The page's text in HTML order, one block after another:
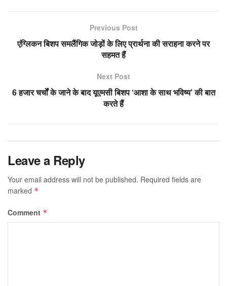
Previous Post
एंग्लिकन बिशप समलैंगिक जोड़ों के लिए प्रार्थना की सराहना करने पर
सहमत हैं
Next Post
6 हजार चर्चों के जाने के बाद यूएमसी बिशप ‘आशा के साथ भविष्य’ की बात
करते हैं
Leave a Reply
Your email address will not be published. Required fields are
marked *
Comment *